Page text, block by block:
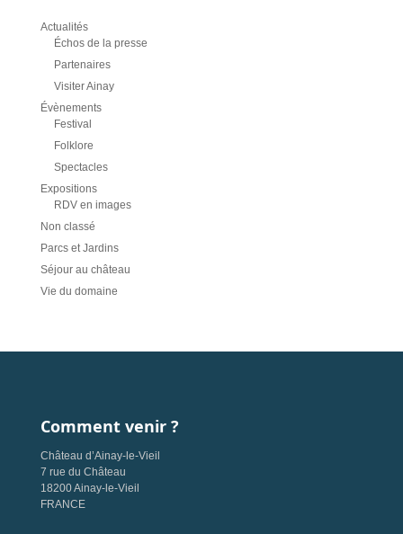
Actualités
Échos de la presse
Partenaires
Visiter Ainay
Évènements
Festival
Folklore
Spectacles
Expositions
RDV en images
Non classé
Parcs et Jardins
Séjour au château
Vie du domaine
Comment venir ?
Château d’Ainay-le-Vieil
7 rue du Château
18200 Ainay-le-Vieil
FRANCE